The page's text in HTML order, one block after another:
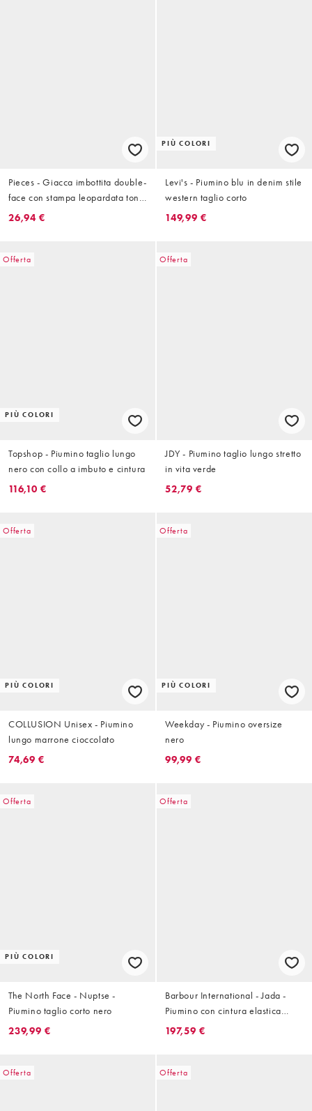
Pieces - Giacca imbottita double-
face con stampa leopardata tono
su tono
26,94 €
PIÙ COLORI
Levi's - Piumino blu in denim stile
western taglio corto
149,99 €
Offerta
PIÙ COLORI
Topshop - Piumino taglio lungo
nero con collo a imbuto e cintura
116,10 €
Offerta
JDY - Piumino taglio lungo stretto
in vita verde
52,79 €
Offerta
PIÙ COLORI
COLLUSION Unisex - Piumino
lungo marrone cioccolato
74,69 €
Offerta
PIÙ COLORI
Weekday - Piumino oversize
nero
99,99 €
Offerta
PIÙ COLORI
The North Face - Nuptse -
Piumino taglio corto nero
239,99 €
Offerta
Barbour International - Jada -
Piumino con cintura elastica
color avorio
197,59 €
Offerta Offerta